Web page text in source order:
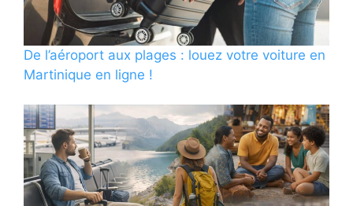
De l’aéroport aux plages : louez votre voiture en
Martinique en ligne !